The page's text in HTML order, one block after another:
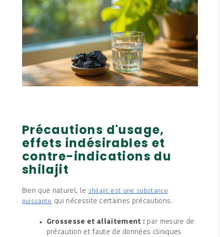
Précautions d'usage,
effets indésirables et
contre-indications du
shilajit
Bien que naturel, le shilajit est une substance
puissante qui nécessite certaines précautions.
Grossesse et allaitement : par mesure de
précaution et faute de données cliniques